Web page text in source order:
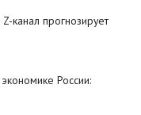
канал прогнозирует
России: